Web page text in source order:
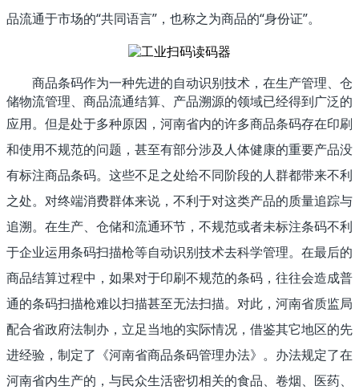
品流通于市场的“共同语言”，也称之为商品的“身份证”。
商品条码作为一种先进的自动识别技术，在生产管理、仓
储物流管理、商品流通结算、产品溯源的领域已经得到广泛的
应用。但是处于多种原因，河南省内的许多商品条码存在印刷
和使用不规范的问题，甚至有部分涉及人体健康的重要产品没
有标注商品条码。这些不足之处给不同阶段的人群都带来不利
之处。对终端消费群体来说，不利于对这类产品的质量追踪与
追溯。在生产、仓储和流通环节，不规范或者未标注条码不利
于企业运用条码扫描枪等自动识别技术去科学管理。 在最后的
商品结算过程中，如果对于印刷不规范的条码，往往会造成普
通的条码扫描枪难以扫描甚至无法扫描。对此，河南省质监局
配合省政府法制办，立足当地的实际情况，借鉴其它地区的先
进经验，制定了《河南省商品条码管理办法》。办法规定了在
河南省内生产的，与民众生活密切相关的食品、卷烟、医药、